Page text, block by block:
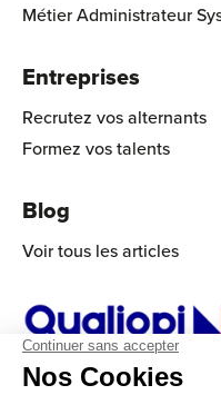
Métier Administrateur
Entreprises
Recrutez vos alternants
Formez vos talents
Blog
Voir tous les articles